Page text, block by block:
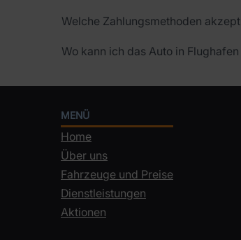
Welche Zahlungsmethoden
Wo kann ich das Auto in
MENÜ
Home
Über uns
Fahrzeuge und Preise
Dienstleistungen
Aktionen